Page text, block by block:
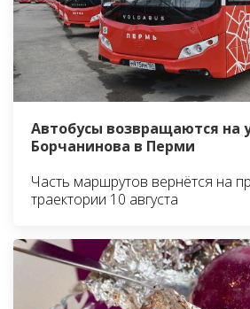
Автобусы возвращаются на
Борчанинова в Перми
Часть маршрутов вернётся на
траектории 10 августа